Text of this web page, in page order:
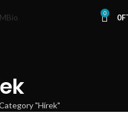
0 0
"Hírek"